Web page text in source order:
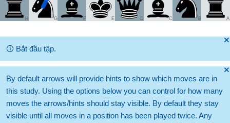
A
B
C
D
E
F
G
H
🞫
🛈 Bắt đầu tập.
🞫
By default arrows will provide hints to show which moves are in
this study. Using the options below you can control for how many
moves the arrows/hints should stay visible. By default they stay
visible until all moves in a position has been played twice. Any